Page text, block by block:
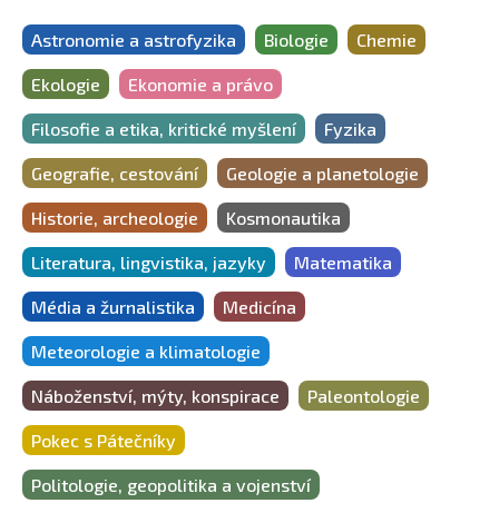
Astronomie a astrofyzika Biologie Chemie
Ekologie Ekonomie a právo
Filosofie a etika, kritické myšlení Fyzika
Geografie, cestování Geologie a planetologie
Historie, archeologie Kosmonautika
Literatura, lingvistika, jazyky Matematika
Média a žurnalistika Medicína
Meteorologie a klimatologie
Náboženství, mýty, konspirace Paleontologie
Pokec s Pátečníky
Politologie, geopolitika a vojenství